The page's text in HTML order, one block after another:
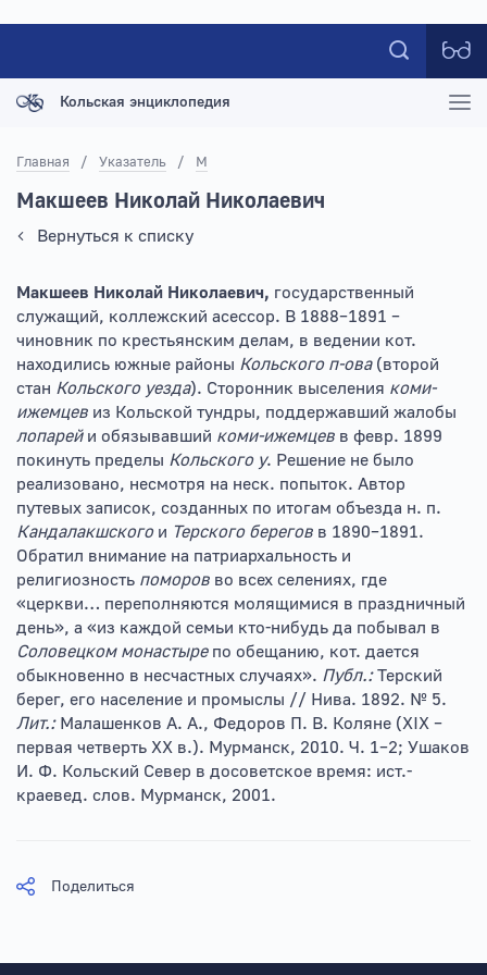
Кольская энциклопедия
Главная / Указатель / М
Макшеев Николай Николаевич
Вернуться к списку
Макшеев Николай Николаевич, государственный
служащий, коллежский асессор. В 1888–1891 –
чиновник по крестьянским делам, в ведении кот.
находились южные районы Кольского п-ова (второй
стан Кольского уезда). Сторонник выселения коми-
ижемцев из Кольской тундры, поддержавший жалобы
лопарей и обязывавший коми-ижемцев в февр. 1899
покинуть пределы Кольского у. Решение не было
реализовано, несмотря на неск. попыток. Автор
путевых записок, созданных по итогам объезда н. п.
Кандалакшского и Терского берегов в 1890–1891.
Обратил внимание на патриархальность и
религиозность поморов во всех селениях, где
«церкви… переполняются молящимися в праздничный
день», а «из каждой семьи кто-нибудь да побывал в
Соловецком монастыре по обещанию, кот. дается
обыкновенно в несчастных случаях». Публ.:Терский
берег, его население и промыслы // Нива. 1892. № 5.
Лит.: Малашенков А. А., Федоров П. В. Коляне (XIX –
первая четверть XX в.). Мурманск, 2010. Ч. 1–2; Ушаков
И. Ф. Кольский Север в досоветское время: ист.-
краевед. слов. Мурманск, 2001.
Поделиться